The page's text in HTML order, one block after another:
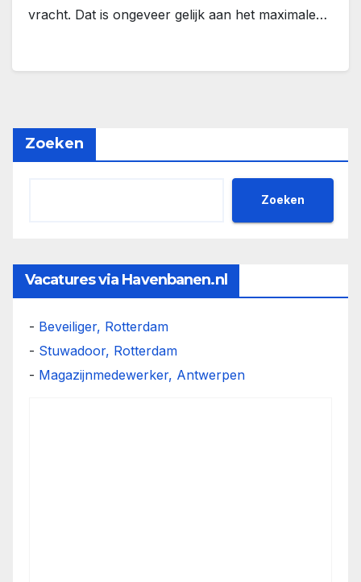
vracht. Dat is ongeveer gelijk aan het maximale…
Zoeken
Zoeken
Vacatures via Havenbanen.nl
- Beveiliger, Rotterdam
- Stuwadoor, Rotterdam
- Magazijnmedewerker, Antwerpen